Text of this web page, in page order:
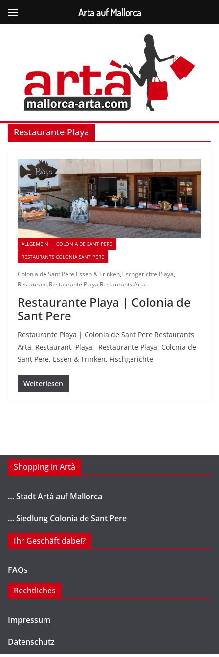
Restaurante Playa
ALLGEMEIN
COLONIA DE SANT PERE
RESTAURANTS COLONIA SANT PERE
Colonia de Sant Pere,Essen & Trinken,Fischgerichte,Playa,
Restaurant,Restaurante Playa,Restaurants Arta
Restaurante Playa | Colonia de
Sant Pere
Restaurante Playa | Colonia de Sant Pere Restaurants
Arta, Restaurant, Playa, Restaurante Playa, Colonia de
Sant Pere, Essen & Trinken, Fischgerichte
Weiterlesen
Shopping in Artà
… Stadt Artà auf Mallorca
… Siedlung Colonia de Sant Pere
Ihr Geschäft dabei?
FAQs
Rechtliches
Impressum
Datenschutz
Arta auf Mallorca